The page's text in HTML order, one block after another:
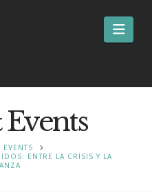
EVENTS
ENTRE LA CRISIS Y LA